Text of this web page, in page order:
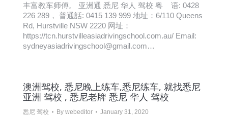
丰富教车师傅。 亚洲通 悉尼 华人 驾校 粤 语: 0428
226 289， 普通話: 0415 139 999 地址：6/110 Queens
Rd, Hurstville NSW 2220 网址：
https://tcn.hurstvilleasiadrivingschool.com.au/ Email:
sydneyasiadrivingschool@gmail.com…
澳洲驾校, 悉尼晚上练车,悉尼练车, 就找悉尼
亚洲 驾校 , 悉尼老牌 悉尼 华人 驾校
悉尼 驾校 By webeditor January 31, 2020